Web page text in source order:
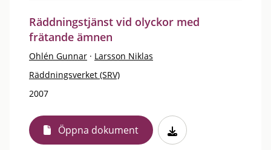
Räddningstjänst vid olyckor med
frätande ämnen
Ohlén Gunnar · Larsson Niklas
Räddningsverket (SRV)
2007
Öppna dokument